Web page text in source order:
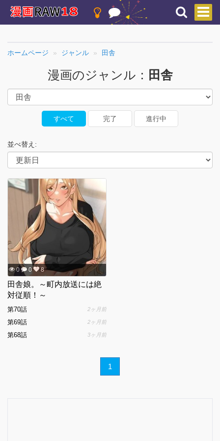
ホームページ ジャンル 田舎
漫画のジャンル： 田舎
すべて 完了 進行中
並べ替え:
0 0 8
田舎娘。～町内放送には絶
対従順！～
第70話 2ヶ月前
第69話 2ヶ月前
第68話 3ヶ月前
1